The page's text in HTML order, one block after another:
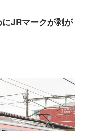
JRマークが剥が